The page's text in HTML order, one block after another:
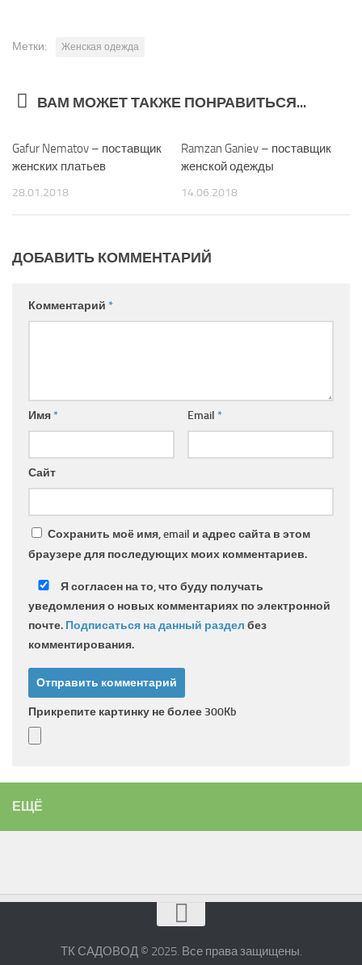
Метки: Женская одежда
ВАМ МОЖЕТ ТАКЖЕ ПОНРАВИТЬСЯ...
Gafur Nematov – поставщик
женских платьев
28.01.2018
Ramzan Ganiev – поставщик
женской одежды
14.06.2018
ДОБАВИТЬ КОММЕНТАРИЙ
Комментарий *
Имя* Email *
Сайт
Сохранить моё имя, email и адрес сайта в этом
браузере для последующих моих комментариев.
Я согласен на то, что буду получать
уведомления о новых комментариях по электронной
почте. Подписаться на данный раздел без
комментирования.
Прикрепите картинку не более 300Kb
ЕЩЁ
ТК САДОВОД © 2025. Все права защищены.